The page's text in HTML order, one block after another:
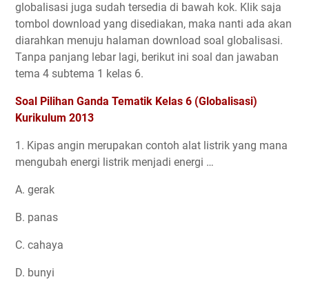
globalisasi juga sudah tersedia di bawah kok. Klik saja
tombol download yang disediakan, maka nanti ada akan
diarahkan menuju halaman download soal globalisasi.
Tanpa panjang lebar lagi, berikut ini soal dan jawaban
tema 4 subtema 1 kelas 6.
Soal Pilihan Ganda Tematik Kelas 6 (Globalisasi)
Kurikulum 2013
1. Kipas angin merupakan contoh alat listrik yang mana
mengubah energi listrik menjadi energi …
A. gerak
B. panas
C. cahaya
D. bunyi